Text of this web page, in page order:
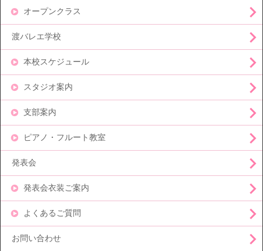
オープンクラス
渡バレエ学校
本校スケジュール
スタジオ案内
支部案内
ピアノ・フルート教室
発表会
発表会衣装ご案内
よくあるご質問
お問い合わせ